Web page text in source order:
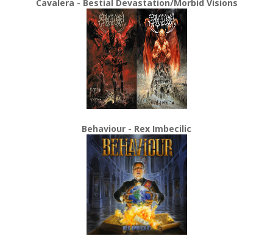
Cavalera - Bestial Devastation/Morbid Visions
Behaviour - Rex Imbecilic